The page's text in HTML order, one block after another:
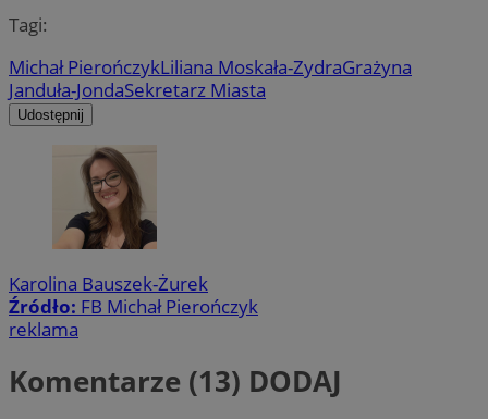
Tagi:
Michał PierończykLiliana Moskała-ZydraGrażyna
Janduła-JondaSekretarz Miasta
Udostępnij
Karolina Bauszek-Żurek
Źródło: FB Michał Pierończyk
reklama
Komentarze (13) DODAJ